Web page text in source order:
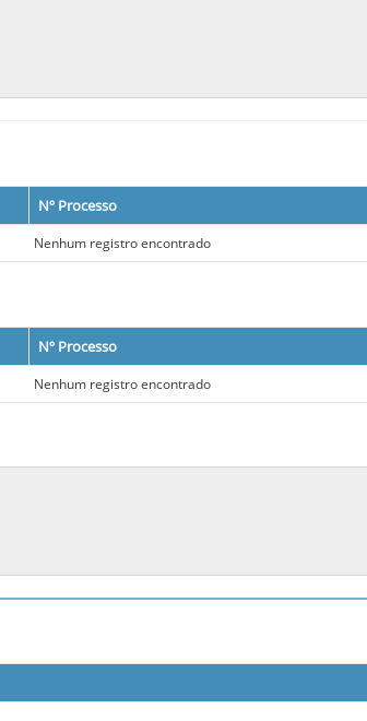
Nº Processo
Nenhum registro encontrado
Nº Processo
Nenhum registro encontrado